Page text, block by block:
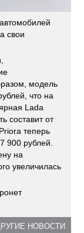
свои
модель
что на
Lada
составит от
теперь
900 рублей.
на
увеличилась
НОВОСТИ